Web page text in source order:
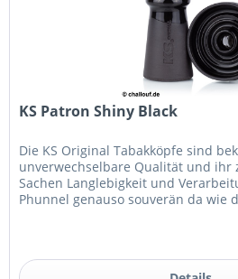
KS Patron Shiny Black
Die KS Original Tabakköpfe sind
unverwechselbare Qualität und ihr
Sachen Langlebigkeit und
Phunnel genauso souverän da wie